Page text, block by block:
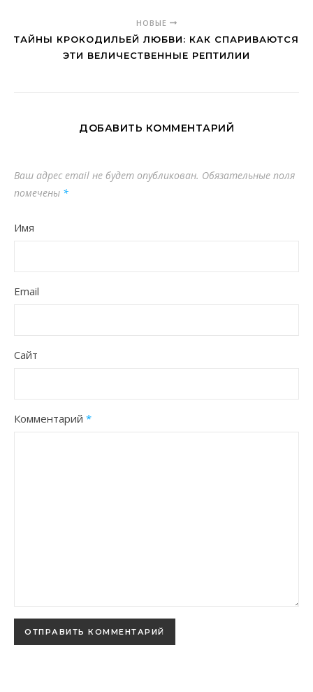
НОВЫЕ
ТАЙНЫ КРОКОДИЛЬЕЙ ЛЮБВИ: КАК СПАРИВАЮТСЯ
ЭТИ ВЕЛИЧЕСТВЕННЫЕ РЕПТИЛИИ
ДОБАВИТЬ КОММЕНТАРИЙ
Ваш адрес email не будет опубликован. Обязательные поля
помечены *
Имя
Email
Сайт
Комментарий *